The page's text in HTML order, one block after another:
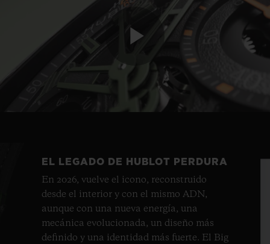
Play
EL LEGADO DE HUBLOT PERDURA
En 2026, vuelve el icono, reconstruido
desde el interior y con el mismo ADN,
aunque con una nueva energía, una
mecánica evolucionada, un diseño más
definido y una identidad más fuerte. El Big